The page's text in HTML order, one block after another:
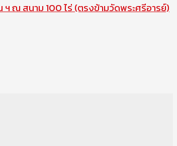
ณ สนาม 100 ไร่ (ตรงข้ามวัดพระศรีอารย์)